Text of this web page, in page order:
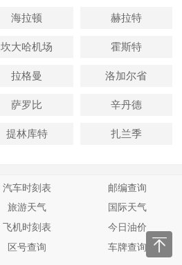
海拉顿 赫拉特
坎大哈机场 霍斯特
拉格曼 洛加尔省
萨罗比 辛丹德
提林库特 扎兰季
汽车时刻表
邮编查询
旅游天气
国际天气
飞机时刻表
今日油价
区号查询 车牌查询